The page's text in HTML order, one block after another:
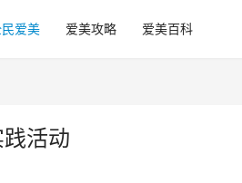
爱美 爱美攻略 爱美百科
活动